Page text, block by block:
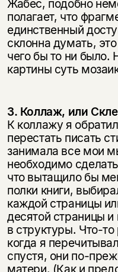
Жабес, подобно
полагает, что
единственный
склонна думать,
чего бы то ни
картины суть
3. Коллаж, или
К коллажу я
перестать писать
занимала все мои
необходимо
что вытащило бы
полки книги,
каждой страницы
десятой страницы и
в структуры. Что-
когда я
спустя, они по-
матери. (Как и